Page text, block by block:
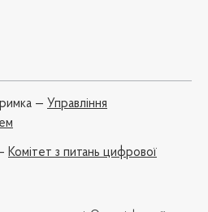
— Управління
Комітет з питань цифрової